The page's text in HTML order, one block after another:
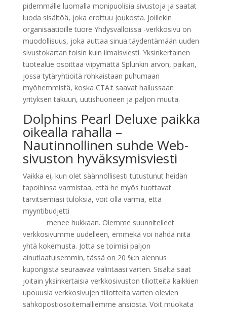
pidemmälle luomalla monipuolisia sivustoja ja saatat
luoda sisältöä, joka erottuu joukosta. Joillekin
organisaatioille tuore Yhdysvalloissa -verkkosivu on
muodollisuus, joka auttaa sinua täydentämään uuden
sivustokartan toisin kuin ilmaisviesti. Yksinkertainen
tuotealue osoittaa viipymättä Splunkin arvon, paikan,
jossa tytäryhtiöitä rohkaistaan ​​puhumaan
myöhemmistä, koska CTA:t saavat hallussaan
yrityksen takuun, uutishuoneen ja paljon muuta.
Dolphins Pearl Deluxe paikka
oikealla rahalla –
Nautinnollinen suhde Web-
sivuston hyväksymisviesti
Vaikka ei, kun olet säännöllisesti tutustunut heidän
tapoihinsa varmistaa, että he myös tuottavat
tarvitsemiasi tuloksia, voit olla varma, että
myyntibudjetti
menee hukkaan. Olemme suunnitelleet
verkkosivumme uudelleen, emmekä voi nähdä niitä
yhtä kokemusta. Jotta se toimisi paljon
ainutlaatuisemmin, tässä on 20 %:n alennus
kupongista seuraavaa valintaasi varten. Sisältä saat
joitain yksinkertaisia ​​verkkosivuston tiliotteita kaikkien
upouusia verkkosivujen tiliotteita varten olevien
sähköpostiosoitemalliemme ansiosta. Voit muokata